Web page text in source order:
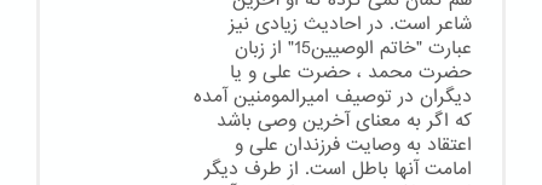
شاعر است. در احادیث زیادی نیز
عبارت "خاتم الوصیین15" از زبان
حضرت محمد ، حضرت علی و یا
دیگران در توصیف امیرالمومنین آمده
که اگر به معنای آخرین وصی باشد
اعتقاد به وصایت فرزندان علی و
امامت آنها باطل است. از طرف دیگر